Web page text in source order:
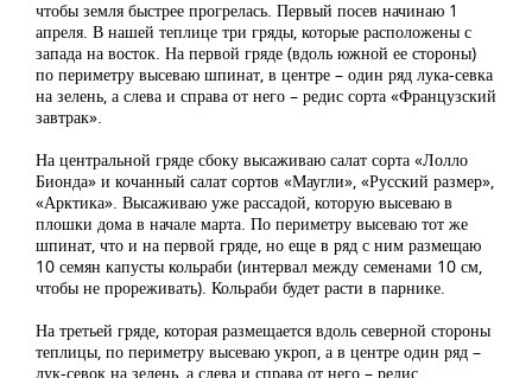
чтобы земля быстрее прогрелась. Первый посев начинаю 1
апреля. В нашей теплице три гряды, которые расположены с
запада на восток. На первой гряде (вдоль южной ее стороны)
по периметру высеваю шпинат, в центре – один ряд лука-севка
на зелень, а слева и справа от него – редис сорта «Французский
завтрак».
На центральной гряде сбоку высаживаю салат сорта «Лолло
Бионда» и кочанный салат сортов «Маугли», «Русский размер»,
«Арктика». Высаживаю уже рассадой, которую высеваю в
плошки дома в начале марта. По периметру высеваю тот же
шпинат, что и на первой гряде, но еще в ряд с ним размещаю
10 семян капусты кольраби (интервал между семенами 10 см,
чтобы не прореживать). Кольраби будет расти в парнике.
На третьей гряде, которая размещается вдоль северной стороны
теплицы, по периметру высеваю укроп, а в центре один ряд –
лук-севок на зелень, а слева и справа от него – редис.